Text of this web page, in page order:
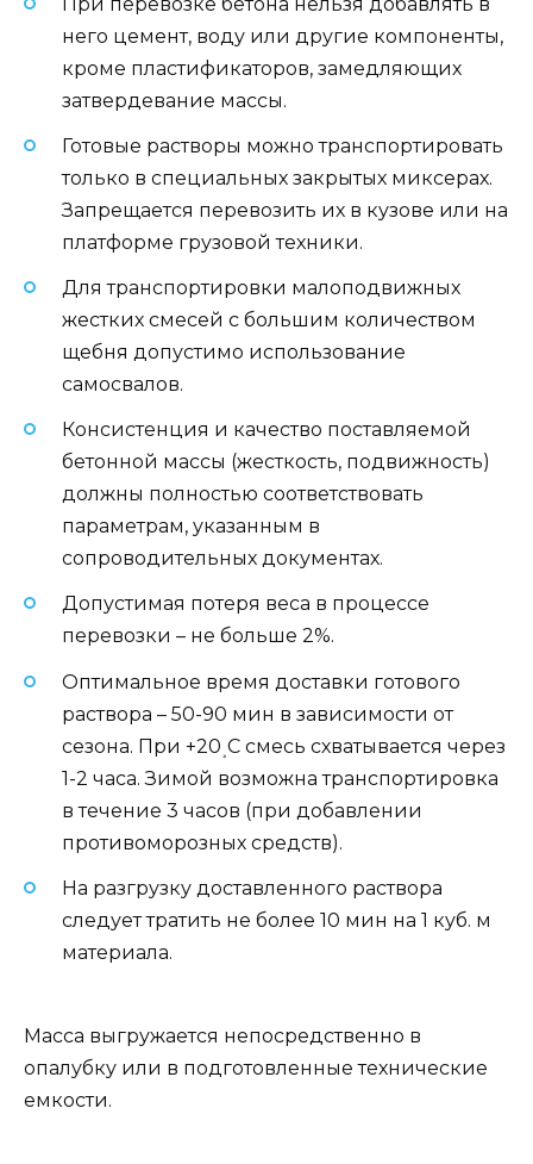
него цемент, воду или другие компоненты,
кроме пластификаторов, замедляющих
затвердевание массы.
Готовые растворы можно транспортировать
только в специальных закрытых миксерах.
Запрещается перевозить их в кузове или на
платформе грузовой техники.
Для транспортировки малоподвижных
жестких смесей с большим количеством
щебня допустимо использование
самосвалов.
Консистенция и качество поставляемой
бетонной массы (жесткость, подвижность)
должны полностью соответствовать
параметрам, указанным в
сопроводительных документах.
Допустимая потеря веса в процессе
перевозки – не больше 2%.
Оптимальное время доставки готового
раствора – 50-90 мин в зависимости от
сезона. При +20﮿С смесь схватывается через
1-2 часа. Зимой возможна транспортировка
в течение 3 часов (при добавлении
противоморозных средств).
На разгрузку доставленного раствора
следует тратить не более 10 мин на 1 куб. м
материала.
Масса выгружается непосредственно в
опалубку или в подготовленные технические
емкости.